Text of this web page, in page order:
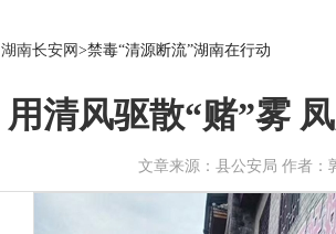
湖南长安网 >禁毒“清源断流”湖南在行动
用清风驱散“赌”雾
文章来源：县公安局 作者：